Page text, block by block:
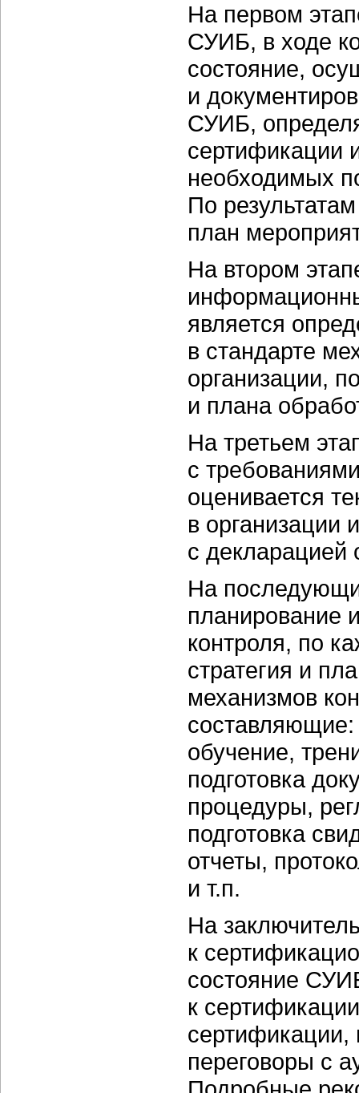
На первом
СУИБ, в ходе
состояние,
и
СУИБ,
сертификации
необходимых
По
план
На втором
является
в стандарте
организации,
и плана
На третьем
с
оценивается
в организации
с декларацией
На
планирование
контроля, по
стратегия и
механизмов
составляющие:
обучение,
подготовка
процедуры,
подготовка
отчеты,
и т.п.
На
к
состояние
к
сертификации,
переговоры с